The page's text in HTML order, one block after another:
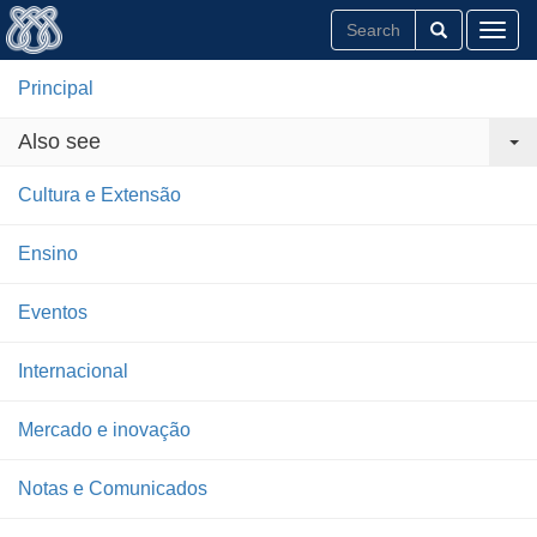
Principal
Also see
Cultura e Extensão
Ensino
Eventos
Internacional
Mercado e inovação
Notas e Comunicados